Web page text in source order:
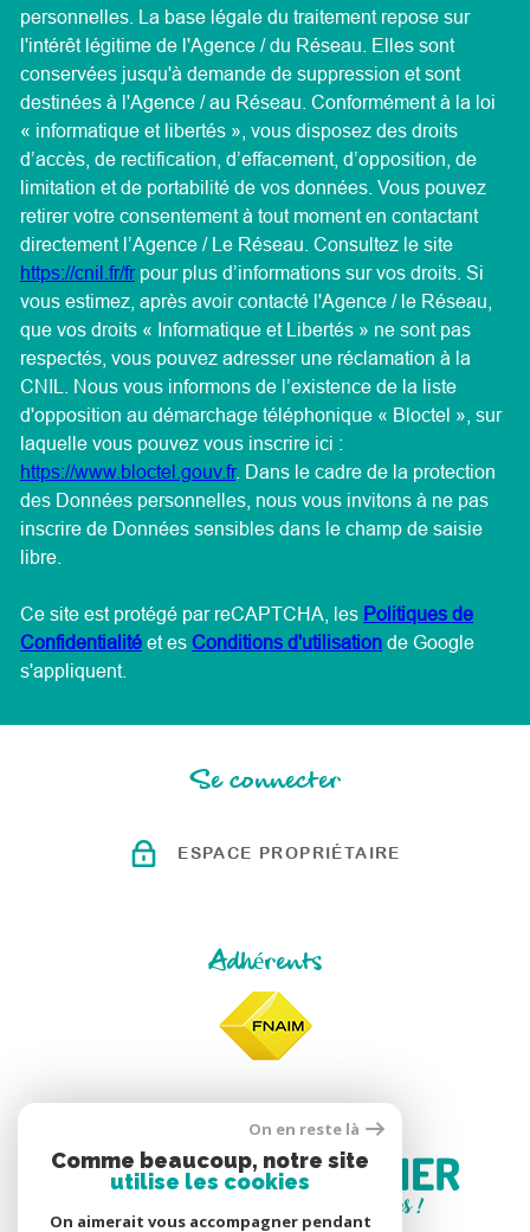
personnelles. La base légale du traitement repose sur
l'intérêt légitime de l'Agence / du Réseau. Elles sont
conservées jusqu'à demande de suppression et sont
destinées à l'Agence / au Réseau. Conformément à la loi
« informatique et libertés », vous disposez des droits
d’accès, de rectification, d’effacement, d’opposition, de
limitation et de portabilité de vos données. Vous pouvez
retirer votre consentement à tout moment en contactant
directement l’Agence / Le Réseau. Consultez le site
https://cnil.fr/frpour plus d’informations sur vos droits. Si
vous estimez, après avoir contacté l'Agence / le Réseau,
que vos droits « Informatique et Libertés » ne sont pas
respectés, vous pouvez adresser une réclamation à la
CNIL. Nous vous informons de l’existence de la liste
d'opposition au démarchage téléphonique « Bloctel », sur
laquelle vous pouvez vous inscrire ici :
https://www.bloctel.gouv.fr. Dans le cadre de la protection
des Données personnelles, nous vous invitons à ne pas
inscrire de Données sensibles dans le champ de saisie
libre.
Ce site est protégé par reCAPTCHA, les Politiques de
Confidentialité et es Conditions d'utilisation de Google
s'appliquent.
Se connecter
ESPACE PROPRIÉTAIRE
Adhérents
On en reste là
Comme beaucoup, notre site
utilise les cookies
On aimerait vous accompagner pendant